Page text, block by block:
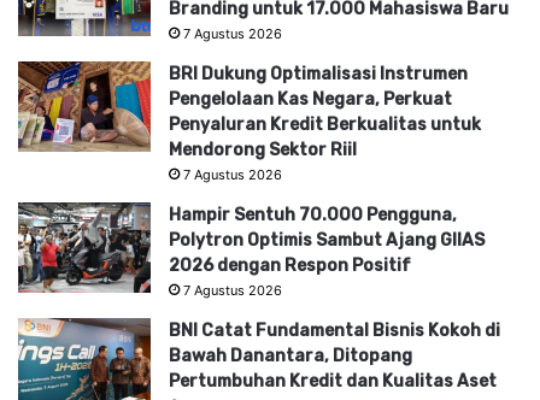
Branding untuk 17.000 Mahasiswa Baru
7 Agustus 2026
BRI Dukung Optimalisasi Instrumen
Pengelolaan Kas Negara, Perkuat
Penyaluran Kredit Berkualitas untuk
Mendorong Sektor Riil
7 Agustus 2026
Hampir Sentuh 70.000 Pengguna,
Polytron Optimis Sambut Ajang GIIAS
2026 dengan Respon Positif
7 Agustus 2026
BNI Catat Fundamental Bisnis Kokoh di
Bawah Danantara, Ditopang
Pertumbuhan Kredit dan Kualitas Aset